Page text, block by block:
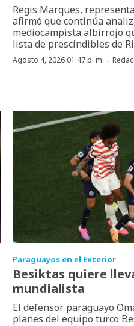
Regis Marques,
afirmó que continúa
mediocampista albirrojo
lista de prescindibles de
Agosto 4, 2026 01:47 p. m. ·
Paraguayos en el Exterior
Besiktas quiere
mundialista
El defensor paraguayo
planes del equipo turco